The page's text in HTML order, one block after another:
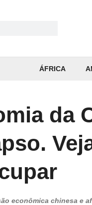
ÁFRICA
da
econômica chinesa e